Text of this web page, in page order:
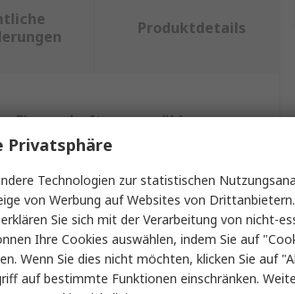
Produktdetails
Eigenschaften auswählen.
Privatsphäre
Technologien zur statistischen
von Werbung auf Websites von
Sie sich mit der Verarbeitung von nicht-
Ihre Cookies auswählen, indem Sie auf
Wenn Sie dies nicht möchten, klicken Sie auf
auf bestimmte Funktionen einschränken.